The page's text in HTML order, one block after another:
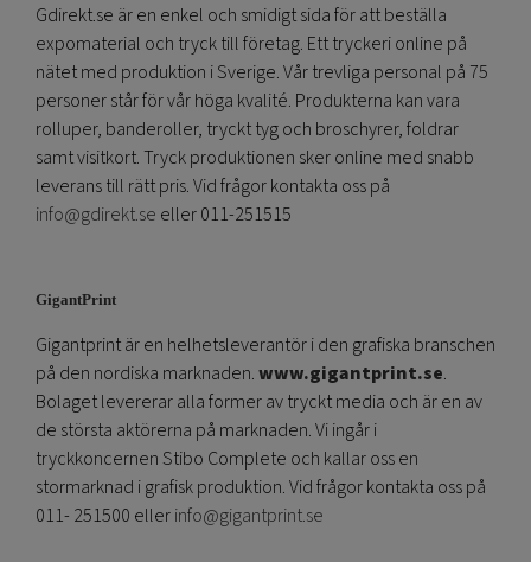
Gdirekt.se är en enkel och smidigt sida för att beställa
expomaterial och tryck till företag. Ett tryckeri online på
nätet med produktion i Sverige. Vår trevliga personal på 75
personer står för vår höga kvalité. Produkterna kan vara
rolluper, banderoller, tryckt tyg och broschyrer, foldrar
samt visitkort. Tryck produktionen sker online med snabb
leverans till rätt pris. Vid frågor kontakta oss på
info@gdirekt.se eller 011-251515
GigantPrint
Gigantprint är en helhetsleverantör i den grafiska branschen
på den nordiska marknaden.www.gigantprint.se.
Bolaget levererar alla former av tryckt media och är en av
de största aktörerna på marknaden. Vi ingår i
tryckkoncernen Stibo Complete och kallar oss en
stormarknad i grafisk produktion. Vid frågor kontakta oss på
011- 251500 ellerinfo@gigantprint.se